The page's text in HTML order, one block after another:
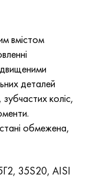
вмістом
деталей
коліс,
обмежена,
35S20, AISI